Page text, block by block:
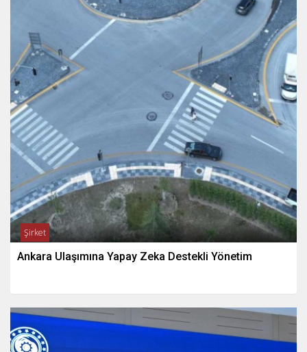
Şirket
Ankara Ulaşımına Yapay Zeka Destekli Yönetim